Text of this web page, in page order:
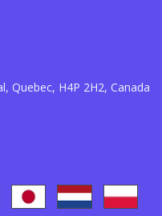
Quebec, H4P 2H2, Canada